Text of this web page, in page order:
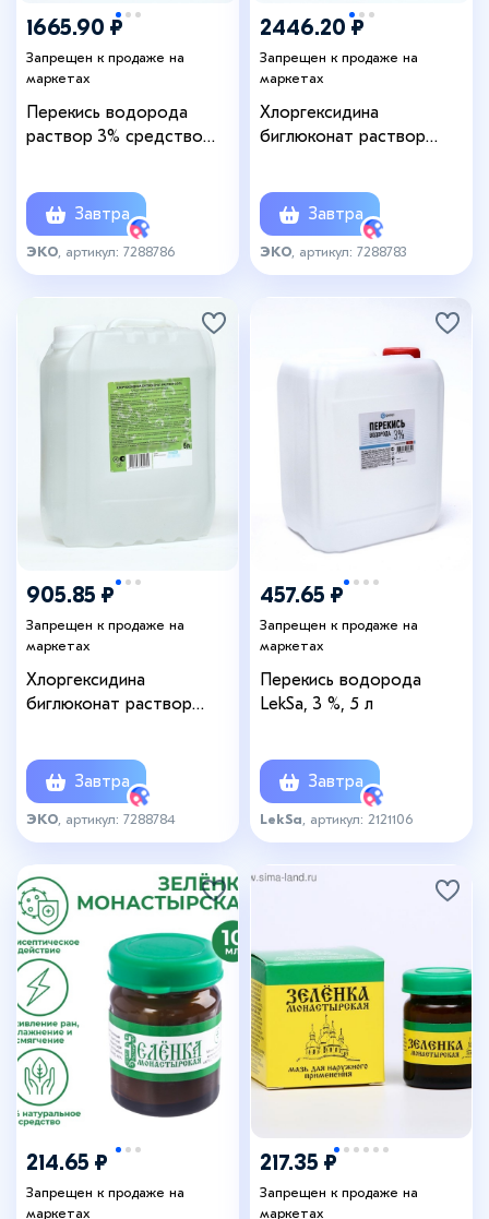
1665.90 ₽
Запрещен к продаже на
маркетах
Перекись водорода
раствор 3% средство
Завтра
ЭКО , артикул: 7288786
2446.20 ₽
Запрещен к продаже на
маркетах
Хлоргексидина
биглюконат раствор
Завтра
ЭКО , артикул: 7288783
905.85 ₽
Запрещен к продаже на
маркетах
Хлоргексидина
биглюконат раствор
Завтра
ЭКО , артикул: 7288784
457.65 ₽
Запрещен к продаже на
маркетах
Перекись водорода
LekSa, 3 %, 5 л
Завтра
LekSa , артикул: 2121106
214.65 ₽
Запрещен к продаже на
маркетах
217.35 ₽
Запрещен к продаже на
маркетах